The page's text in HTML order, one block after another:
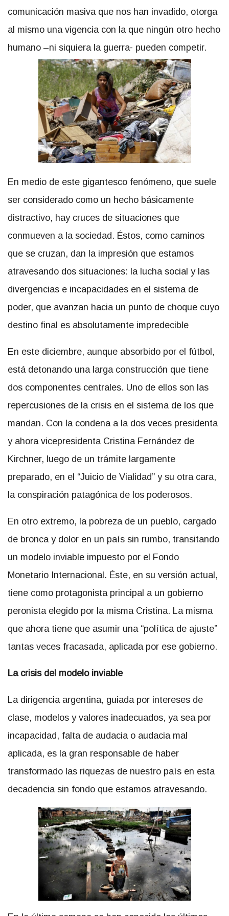
comunicación masiva que nos han invadido, otorga
al mismo una vigencia con la que ningún otro hecho
humano –ni siquiera la guerra- pueden competir.
En medio de este gigantesco fenómeno, que suele
ser considerado como un hecho básicamente
distractivo, hay cruces de situaciones que
conmueven a la sociedad. Éstos, como caminos
que se cruzan, dan la impresión que estamos
atravesando dos situaciones: la lucha social y las
divergencias e incapacidades en el sistema de
poder, que avanzan hacia un punto de choque cuyo
destino final es absolutamente impredecible
En este diciembre, aunque absorbido por el fútbol,
está detonando una larga construcción que tiene
dos componentes centrales. Uno de ellos son las
repercusiones de la crisis en el sistema de los que
mandan. Con la condena a la dos veces presidenta
y ahora vicepresidenta Cristina Fernández de
Kirchner, luego de un trámite largamente
preparado, en el “Juicio de Vialidad” y su otra cara,
la conspiración patagónica de los poderosos.
En otro extremo, la pobreza de un pueblo, cargado
de bronca y dolor en un país sin rumbo, transitando
un modelo inviable impuesto por el Fondo
Monetario Internacional. Éste, en su versión actual,
tiene como protagonista principal a un gobierno
peronista elegido por la misma Cristina. La misma
que ahora tiene que asumir una “política de ajuste”
tantas veces fracasada, aplicada por ese gobierno.
La crisis del modelo inviable
La dirigencia argentina, guiada por intereses de
clase, modelos y valores inadecuados, ya sea por
incapacidad, falta de audacia o audacia mal
aplicada, es la gran responsable de haber
transformado las riquezas de nuestro país en esta
decadencia sin fondo que estamos atravesando.